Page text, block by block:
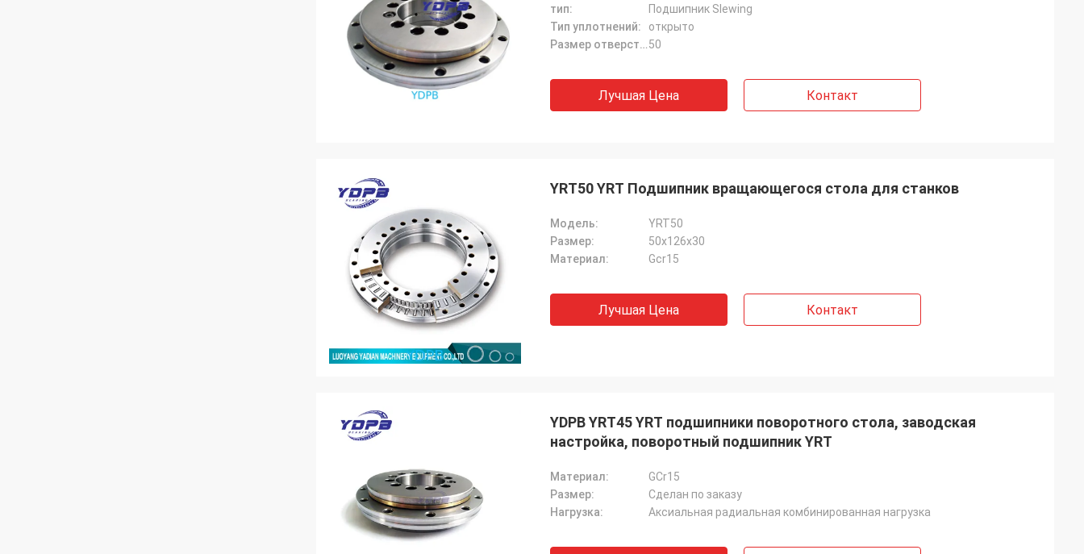
тип:
Подшипник Slewing
Тип уплотнений:
открыто
Размер отверстия:50
Лучшая Цена Контакт
YRT50 YRT Подшипник вращающегося стола для станков
Модель:
YRT50
Размер:
50х126х30
Материал:
Gcr15
Лучшая Цена Контакт
YDPB YRT45 YRT подшипники поворотного стола, заводская
настройка, поворотный подшипник YRT
Материал:
GCr15
Размер:
Сделан по заказу
Нагрузка:
Аксиальная радиальная комбинированная нагрузка